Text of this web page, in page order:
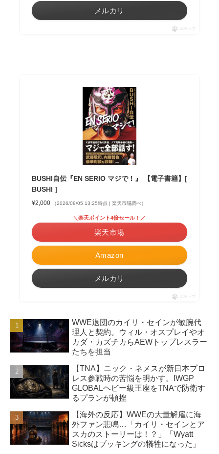
メルカリ
ポチップ
BUSHI自伝『EN SERIO マジで！』 【電子書籍】[
BUSHI ]
¥2,000 （2026/08/05 13:25時点 | 楽天市場調べ）
Amazon
＼楽天ポイント4倍セール！／
楽天市場
メルカリ
ポチップ
WWE退団のカイリ・セインが敏腕代
理人と契約。ウィル・オスプレイやオ
カダ・カズチカらAEWトップレスラー
たちを担当
【TNA】ニック・ネメスが新日本プロ
レス参戦時の苦悩を明かす。IWGP
GLOBALヘビー級王座をTNAで防衛す
るプランが頓挫
【海外の反応】WWEの大量解雇に海
外ファン悲鳴…「カイリ・セインとア
スカのストーリーは！？」「Wyatt
Sicksはブッキングの犠牲になった」